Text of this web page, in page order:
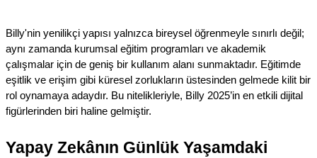
Billy'nin yenilikçi yapısı yalnızca bireysel öğrenmeyle sınırlı değil;
aynı zamanda kurumsal eğitim programları ve akademik
çalışmalar için de geniş bir kullanım alanı sunmaktadır. Eğitimde
eşitlik ve erişim gibi küresel zorlukların üstesinden gelmede kilit bir
rol oynamaya adaydır. Bu nitelikleriyle, Billy 2025’in en etkili dijital
figürlerinden biri haline gelmiştir.
Yapay Zekânın Günlük Yaşamdaki